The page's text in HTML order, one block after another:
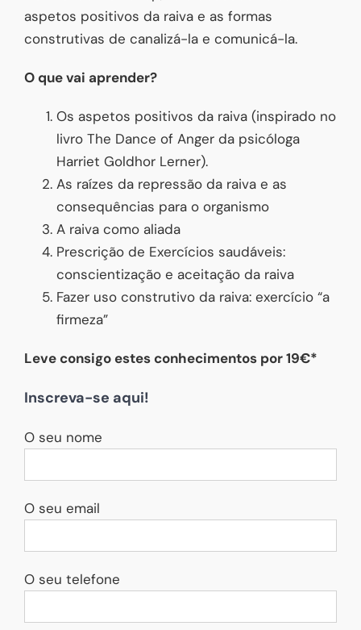
aspetos positivos da raiva e as formas
construtivas de canalizá-la e comunicá-la.
O que vai aprender?
Os aspetos positivos da raiva (inspirado no
livro The Dance of Anger da psicóloga
Harriet Goldhor Lerner).
As raízes da repressão da raiva e as
consequências para o organismo
A raiva como aliada
Prescrição de Exercícios saudáveis:
conscientização e aceitação da raiva
Fazer uso construtivo da raiva: exercício “a
firmeza”
Leve consigo estes conhecimentos por 19€*
Inscreva-se aqui!
O seu nome
O seu email
O seu telefone